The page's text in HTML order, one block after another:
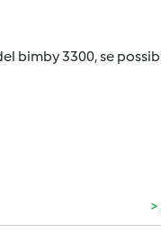
bimby 3300, se